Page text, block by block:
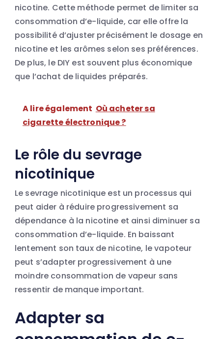
nicotine. Cette méthode permet de limiter sa
consommation d’e-liquide, car elle offre la
possibilité d’ajuster précisément le dosage en
nicotine et les arômes selon ses préférences.
De plus, le DIY est souvent plus économique
que l’achat de liquides préparés.
A lire également Où acheter sa
cigarette électronique ?
Le rôle du sevrage
nicotinique
Le sevrage nicotinique est un processus qui
peut aider à réduire progressivement sa
dépendance à la nicotine et ainsi diminuer sa
consommation d’e-liquide. En baissant
lentement son taux de nicotine, le vapoteur
peut s’adapter progressivement à une
moindre consommation de vapeur sans
ressentir de manque important.
Adapter sa